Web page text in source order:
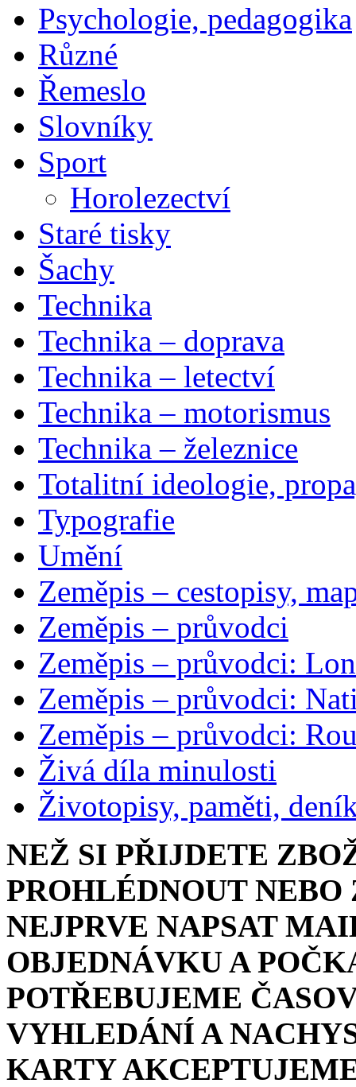
Psychologie, pedagogika
Různé
Řemeslo
Slovníky
Sport
Horolezectví
Staré tisky
Šachy
Technika
Technika – doprava
Technika – letectví
Technika – motorismus
Technika – železnice
Totalitní ideologie,
Typografie
Umění
Zeměpis – cestopisy,
Zeměpis – průvodci
Zeměpis – průvodci:
Zeměpis – průvodci:
Zeměpis – průvodci:
Živá díla minulosti
Životopisy, paměti,
NEŽ SI PŘIJDETE
PROHLÉDNOUT
NEJPRVE NAPSAT
OBJEDNÁVKU A
POTŘEBUJEME
VYHLEDÁNÍ A
KARTY